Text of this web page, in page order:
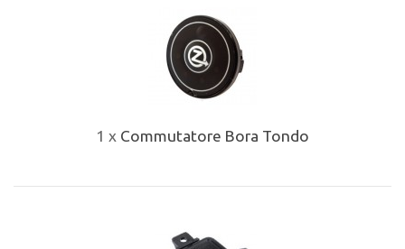
1 x Commutatore Bora Tondo